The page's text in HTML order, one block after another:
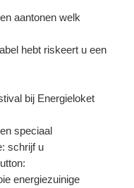
aantonen welk
hebt riskeert u een
bij Energieloket
speciaal
schrijf u
energiezuinige